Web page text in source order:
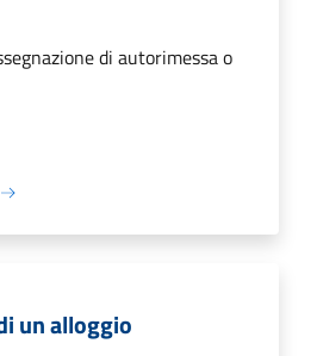
di autorimessa o
un alloggio